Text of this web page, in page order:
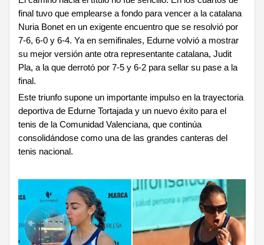
final tuvo que emplearse a fondo para vencer a la catalana
Nuria Bonet en un exigente encuentro que se resolvió por
7-6, 6-0 y 6-4. Ya en semifinales, Edurne volvió a mostrar
su mejor versión ante otra representante catalana, Judit
Pla, a la que derrotó por 7-5 y 6-2 para sellar su pase a la
final.
Este triunfo supone un importante impulso en la trayectoria
deportiva de Edurne Tortajada y un nuevo éxito para el
tenis de la Comunidad Valenciana, que continúa
consolidándose como una de las grandes canteras del
tenis nacional.